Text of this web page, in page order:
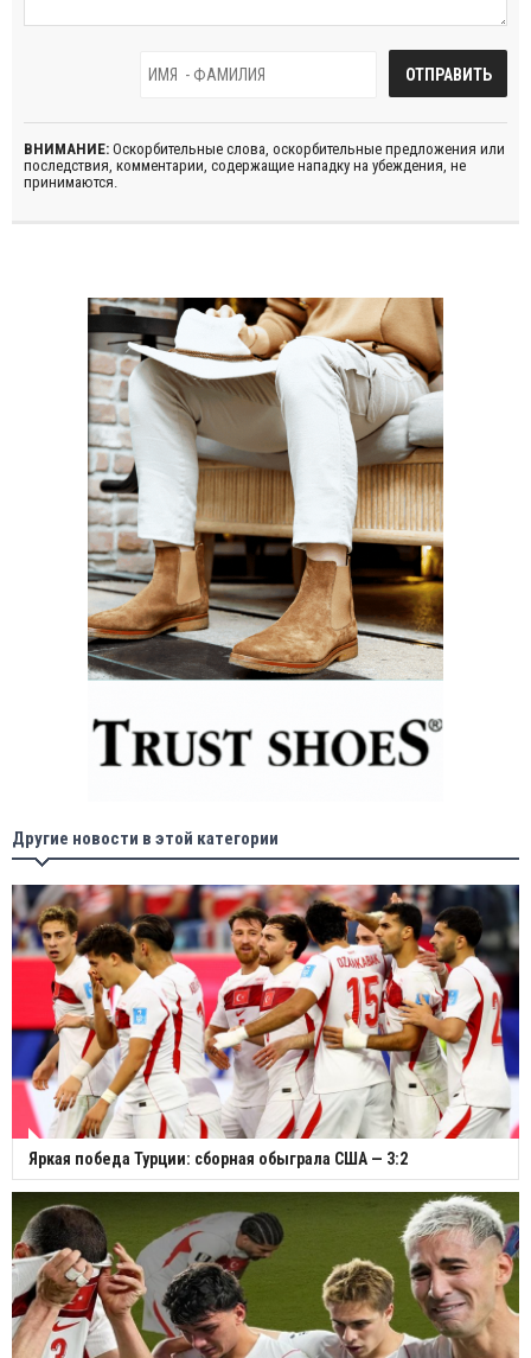
ВНИМАНИЕ: Оскорбительные слова, оскорбительные предложения или
последствия, комментарии, содержащие нападку на убеждения, не
принимаются.
Другие новости в этой категории
Яркая победа Турции: сборная обыграла США — 3:2